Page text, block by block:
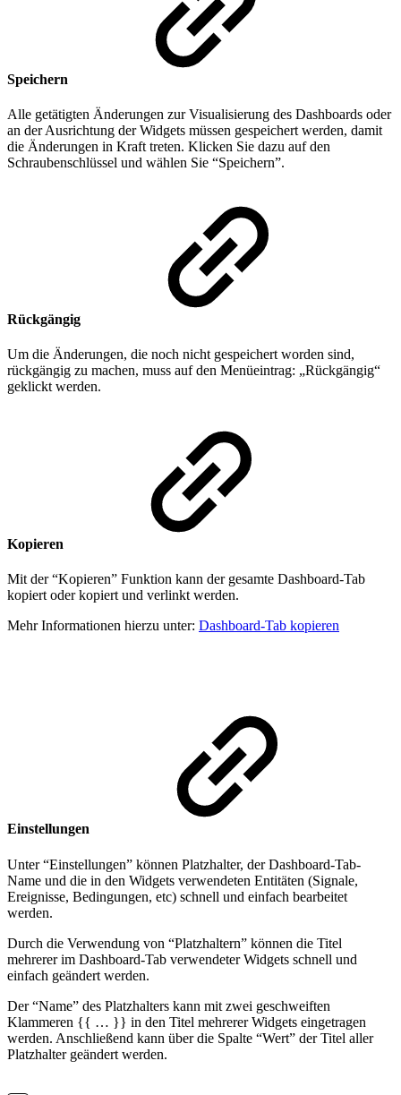
Speichern
Alle getätigten Änderungen zur Visualisierung des Dashboards oder
an der Ausrichtung der Widgets müssen gespeichert werden, damit
die Änderungen in Kraft treten. Klicken Sie dazu auf den
Schraubenschlüssel und wählen Sie “Speichern”.
Rückgängig
Um die Änderungen, die noch nicht gespeichert worden sind,
rückgängig zu machen, muss auf den Menüeintrag: „Rückgängig“
geklickt werden.
Kopieren
Mit der “Kopieren” Funktion kann der gesamte Dashboard-Tab
kopiert oder kopiert und verlinkt werden.
Mehr Informationen hierzu unter: Dashboard-Tab kopieren
Einstellungen
Unter “Einstellungen” können Platzhalter, der Dashboard-Tab-
Name und die in den Widgets verwendeten Entitäten (Signale,
Ereignisse, Bedingungen, etc) schnell und einfach bearbeitet
werden.
Durch die Verwendung von “Platzhaltern” können die Titel
mehrerer im Dashboard-Tab verwendeter Widgets schnell und
einfach geändert werden.
Der “Name” des Platzhalters kann mit zwei geschweiften
Klammeren {{ … }} in den Titel mehrerer Widgets eingetragen
werden. Anschließend kann über die Spalte “Wert” der Titel aller
Platzhalter geändert werden.